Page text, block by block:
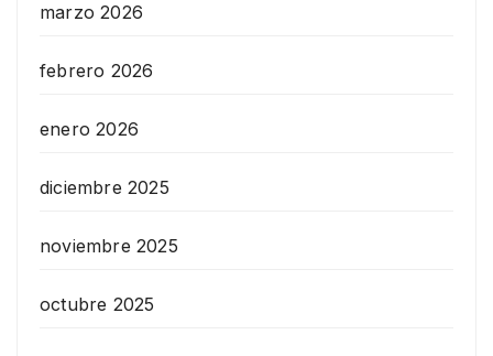
marzo 2026
febrero 2026
enero 2026
diciembre 2025
noviembre 2025
octubre 2025